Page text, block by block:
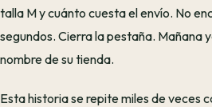
talla M y cuánto cuesta el envío. No
segundos. Cierra la pestaña. Mañana
nombre de su tienda.
Esta historia se repite miles de veces